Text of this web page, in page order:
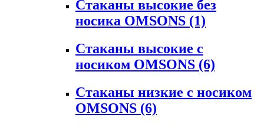
Стаканы высокие без
носика OMSONS (1)
Стаканы высокие с
носиком OMSONS (6)
Стаканы низкие с носиком
OMSONS (6)